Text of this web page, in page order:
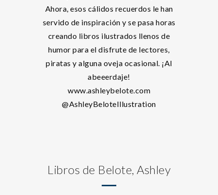
Ahora, esos cálidos recuerdos le han
servido de inspiración y se pasa horas
creando libros ilustrados llenos de
humor para el disfrute de lectores,
piratas y alguna oveja ocasional. ¡Al
abeeerdaje!
www.ashleybelote.com
@AshleyBeloteIllustration
Libros de Belote, Ashley